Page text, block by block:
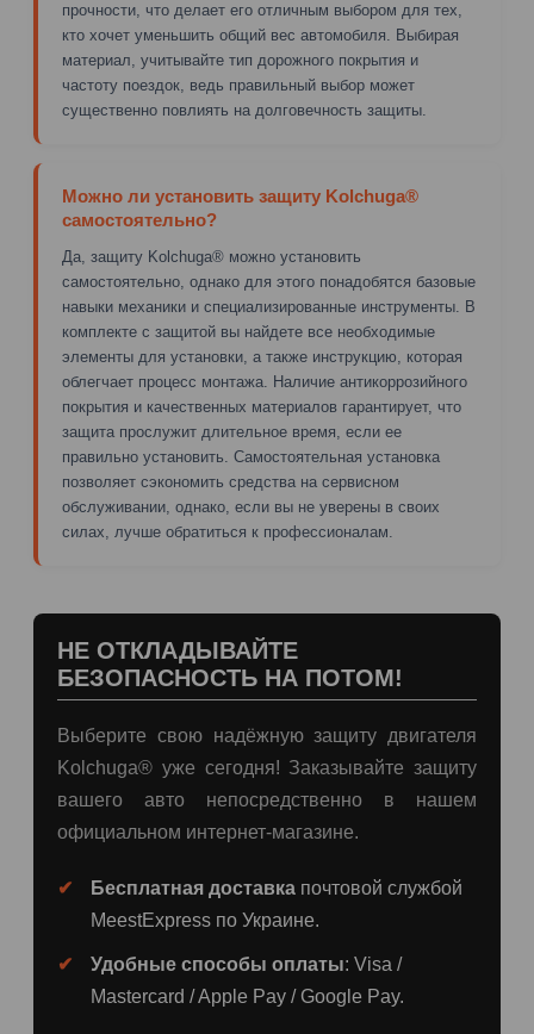
прочности, что делает его отличным выбором для тех,
кто хочет уменьшить общий вес автомобиля. Выбирая
материал, учитывайте тип дорожного покрытия и
частоту поездок, ведь правильный выбор может
существенно повлиять на долговечность защиты.
Можно ли установить защиту Kolchuga®
самостоятельно?
Да, защиту Kolchuga® можно установить
самостоятельно, однако для этого понадобятся базовые
навыки механики и специализированные инструменты. В
комплекте с защитой вы найдете все необходимые
элементы для установки, а также инструкцию, которая
облегчает процесс монтажа. Наличие антикоррозийного
покрытия и качественных материалов гарантирует, что
защита прослужит длительное время, если ее
правильно установить. Самостоятельная установка
позволяет сэкономить средства на сервисном
обслуживании, однако, если вы не уверены в своих
силах, лучше обратиться к профессионалам.
НЕ ОТКЛАДЫВАЙТЕ
БЕЗОПАСНОСТЬ НА ПОТОМ!
Выберите свою надёжную защиту двигателя
Kolchuga® уже сегодня! Заказывайте защиту
вашего авто непосредственно в нашем
официальном интернет-магазине.
Бесплатная доставка почтовой службой
MeestExpress по Украине.
Удобные способы оплаты: Visa /
Mastercard / Apple Pay / Google Pay.